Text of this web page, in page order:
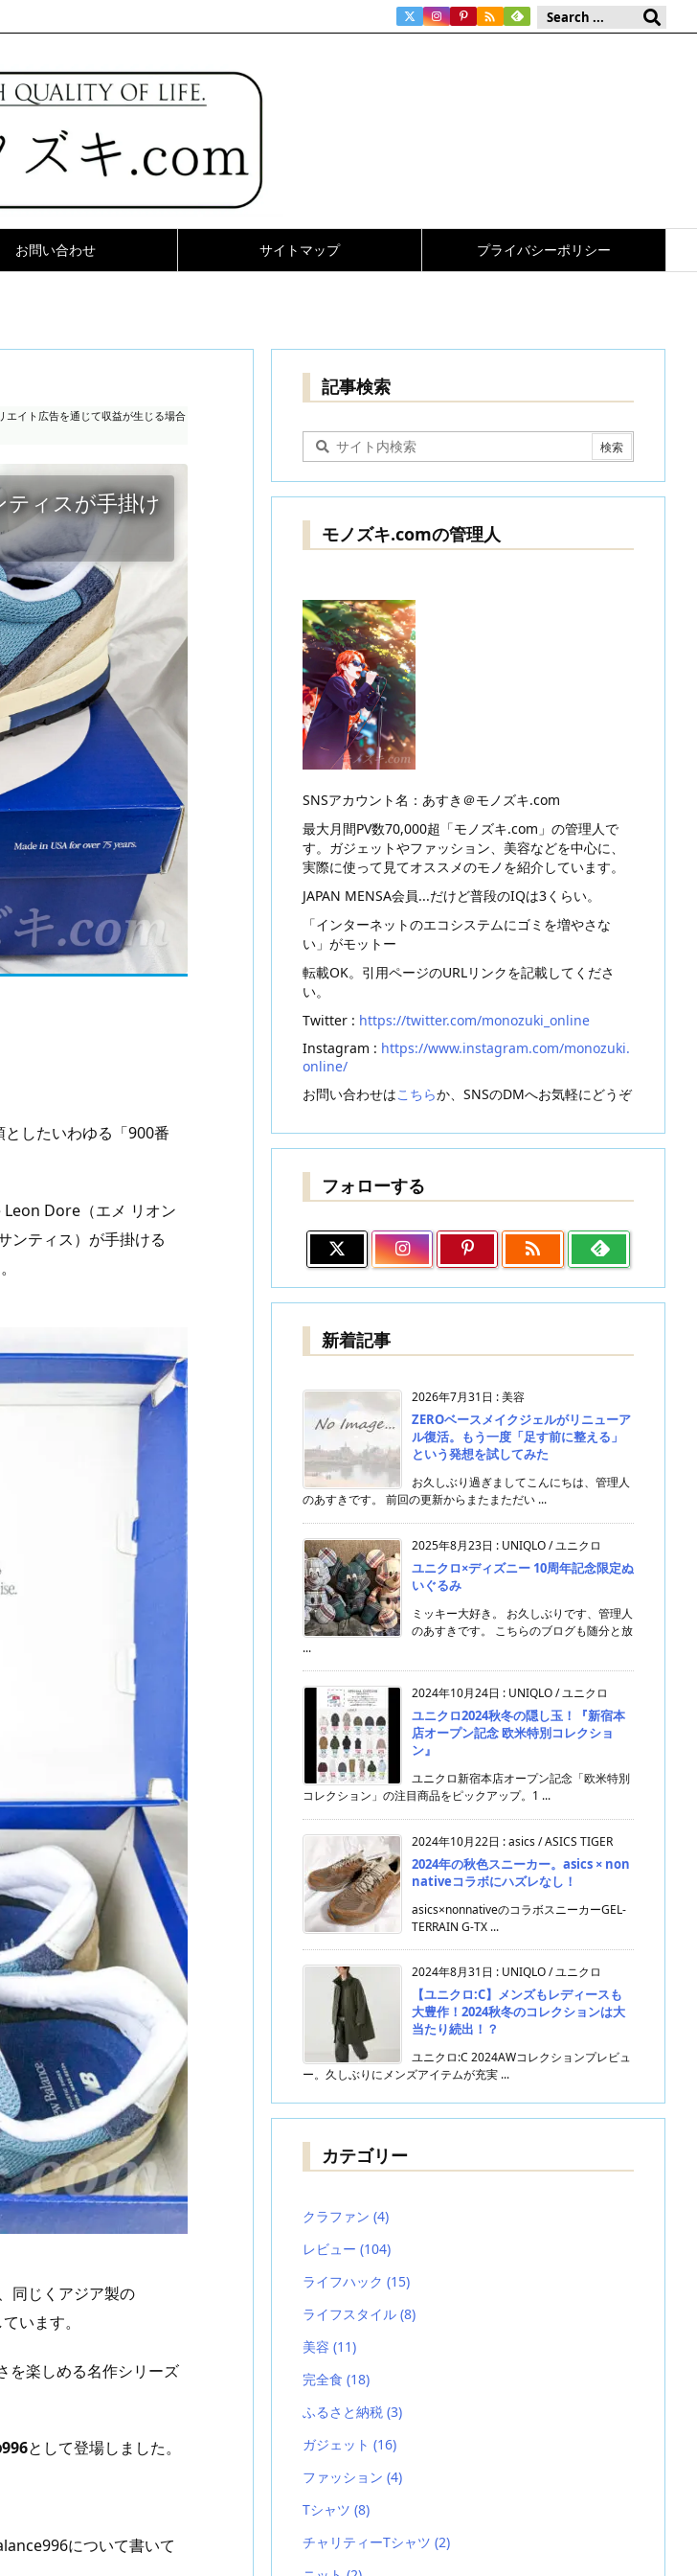
お問い合わせ サイトマップ プライバシーポリシー

エイト広告を通じて収益が生じる場合
ィスが手掛け
したいわゆる「900番
Dore（エメ リオン
ンティス）が手掛ける
同じくアジア製の
います。
を楽しめる名作シリーズ
として登場しました。
について書いて
記事検索
モノズキ.comの管理人
SNSアカウント名：あすき＠モノズキ.com
最大月間PV数70,000超「モノズキ.com」の管理人で
す。ガジェットやファッション、美容などを中心に、
実際に使って見てオススメのモノを紹介しています。
JAPAN MENSA会員...だけど普段のIQは3くらい。
「インターネットのエコシステムにゴミを増やさな
い」がモットー
転載OK。引用ページのURLリンクを記載してくださ
い。
Twitter : https://twitter.com/monozuki_online
Instagram : https://www.instagram.com/monozuki.
online/
お問い合わせはこちらか、SNSのDMへお気軽にどうぞ
フォローする

新着記事
2026年7月31日 :美容
ZEROベースメイクジェルがリニューア
ル復活。もう一度「足す前に整える」
という発想を試してみた
お久しぶり過ぎましてこんにちは、管理人
のあすきです。 前回の更新からまたまただい ...
2025年8月23日 : UNIQLO / ユニクロ
ユニクロ×ディズニー 10周年記念限定ぬ
いぐるみ
ミッキー大好き。 お久しぶりです、管理人
のあすきです。 こちらのブログも随分と放
...
2024年10月24日 : UNIQLO / ユニクロ
ユニクロ2024秋冬の隠し玉！『新宿本
店オープン記念 欧米特別コレクショ
ン』
ユニクロ新宿本店オープン記念「欧米特別
コレクション」の注目商品をピックアップ。1 ...
2024年10月22日 :asics / ASICS TIGER
2024年の秋色スニーカー。asics × non
nativeコラボにハズレなし！
asics×nonnativeのコラボスニーカーGEL-
TERRAIN G-TX ...
2024年8月31日 : UNIQLO / ユニクロ
【ユニクロ:C】メンズもレディースも
大豊作！2024秋冬のコレクションは大
当たり続出！？
ユニクロ:C 2024AWコレクションプレビュ
ー。久しぶりにメンズアイテムが充実 ...
カテゴリー
クラファン (4)
レビュー (104)
ライフハック (15)
ライフスタイル (8)
美容 (11)
完全食 (18)
ふるさと納税 (3)
ガジェット (16)
ファッション (4)
Tシャツ (8)
チャリティーTシャツ (2)